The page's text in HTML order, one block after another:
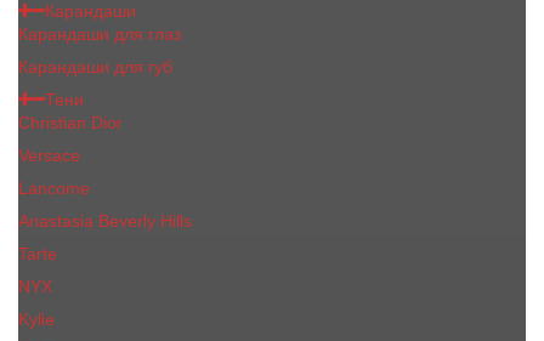
Карандаши
Карандаши для глаз
Карандаши для губ
Тени
Christian Dior
Versace
Lancome
Anastasia Beverly Hills
Tarte
NYX
Kylie